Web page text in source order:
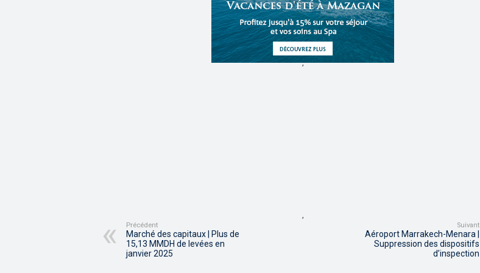
,
,
Précédent
Marché des capitaux | Plus de
15,13 MMDH de levées en
janvier 2025
Suivant
Aéroport Marrakech-Menara |
Suppression des dispositifs
d’inspection